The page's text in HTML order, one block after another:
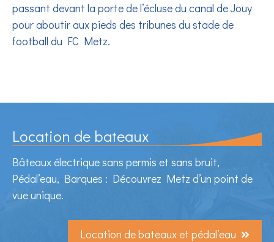
passant devant la porte de l’écluse du canal de Jouy
pour aboutir aux pieds des tribunes du stade de
football du FC Metz.
Location de bateaux
Bâteaux électrique sans permis et sans bruit,
Pédal’eau, Barques : Découvrez Metz d’un point de
vue unique.
Location de bateaux et pédal’eau